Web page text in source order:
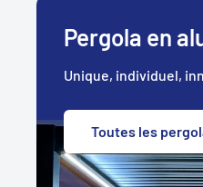
Pergola en
Unique, individuel,
Toutes les